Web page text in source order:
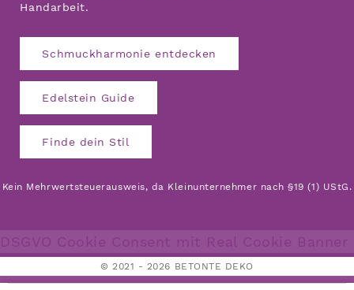
Handarbeit.
Schmuckharmonie entdecken
Edelstein Guide
Finde dein Stil
Kein Mehrwertsteuerausweis, da Kleinunternehmer nach §19 (1) UStG.
DSGVO Cookie Consent mit Real Cookie Banner
© 2021 - 2026 BETONTE DEKO